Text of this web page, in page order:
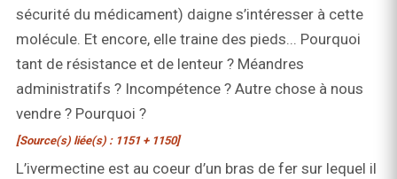
sécurité du médicament) daigne s’intéresser à cette
molécule. Et encore, elle traine des pieds... Pourquoi
tant de résistance et de lenteur ? Méandres
administratifs ? Incompétence ? Autre chose à nous
vendre ? Pourquoi ?
[Source(s) liée(s) : 1151 + 1150]
L’ivermectine est au coeur d’un bras de fer sur lequel il